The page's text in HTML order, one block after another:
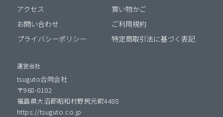
アクセス
お問い合わせ
プライバシーポリシー
買い物かご
ご利用規約
特定商取引法に基づく表記
運営会社
tsuguto合同会社
〒968-0102
福島県大沼郡昭和村野尻元町4488
https://tsuguto.co.jp